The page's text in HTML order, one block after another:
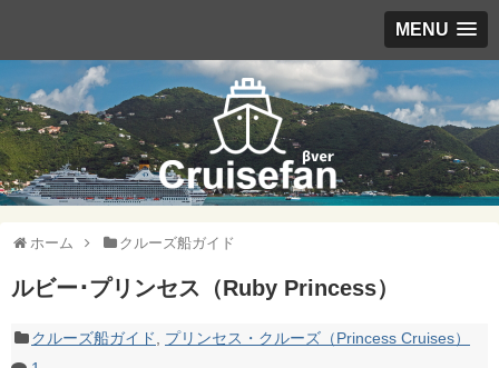
MENU
ホーム クルーズ船ガイド
ルビー･プリンセス（Ruby Princess）
クルーズ船ガイド
プリンセス・クルーズ（Princess Cruises）